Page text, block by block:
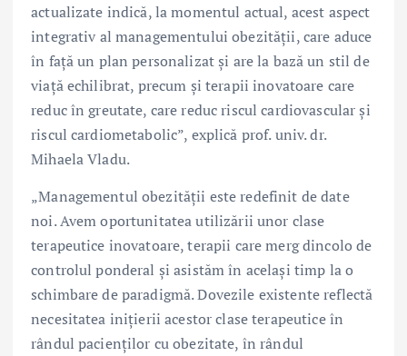
actualizate indică, la momentul actual, acest aspect
integrativ al managementului obezității, care aduce
în față un plan personalizat și are la bază un stil de
viață echilibrat, precum și terapii inovatoare care
reduc în greutate, care reduc riscul cardiovascular și
riscul cardiometabolic”, explică prof. univ. dr.
Mihaela Vladu.
„Managementul obezității este redefinit de date
noi. Avem oportunitatea utilizării unor clase
terapeutice inovatoare, terapii care merg dincolo de
controlul ponderal și asistăm în același timp la o
schimbare de paradigmă. Dovezile existente reflectă
necesitatea inițierii acestor clase terapeutice în
rândul pacienților cu obezitate, în rândul